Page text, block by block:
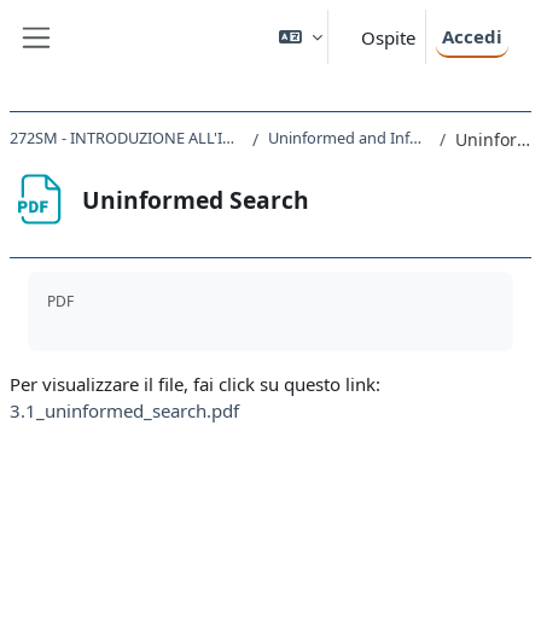
Ospite Accedi
272SM - INTRODUZIONE ALL'INTELLIGENZA ARTIFICIALE 2023 Uninformed and Informed Search, Heuristics Uninformed Search
Uninformed Search
PDF
Per visualizzare il file, fai click su questo link:
3.1_uninformed_search.pdf